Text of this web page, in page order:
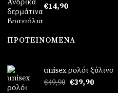
€14,90
ΠΡΟΤΕΙΝΌΜΕΝΑ
unisex ρολόι ξύλινο
€49,90 Original
€39,90Η